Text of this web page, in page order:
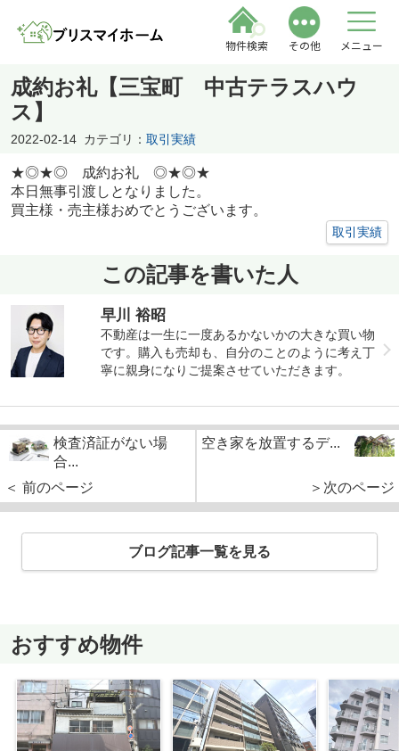
物件検索 その他 メニュー
成約お礼【三宝町 中古テラスハウ
ス】
2022-02-14 カテゴリ： 取引実績
★◎★◎ 成約お礼 ◎★◎★
本日無事引渡しとなりました。
買主様・売主様おめでとうございます。
取引実績
この記事を書いた人
早川 裕昭
不動産は一生に一度あるかないかの大きな買い物
です。購入も売却も、自分のことのように考え丁
寧に親身になりご提案させていただきます。
検査済証がない場
合...
＜ 前のページ
空き家を放置するデ...
＞次のページ
ブログ記事一覧を見る
おすすめ物件